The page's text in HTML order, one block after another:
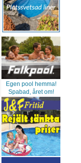
Egen pool hemma!
Spabad, året om!